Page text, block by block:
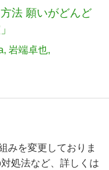
法 願いがどんど
岩端卓也
みを変更しておりま
処法など、詳しくは